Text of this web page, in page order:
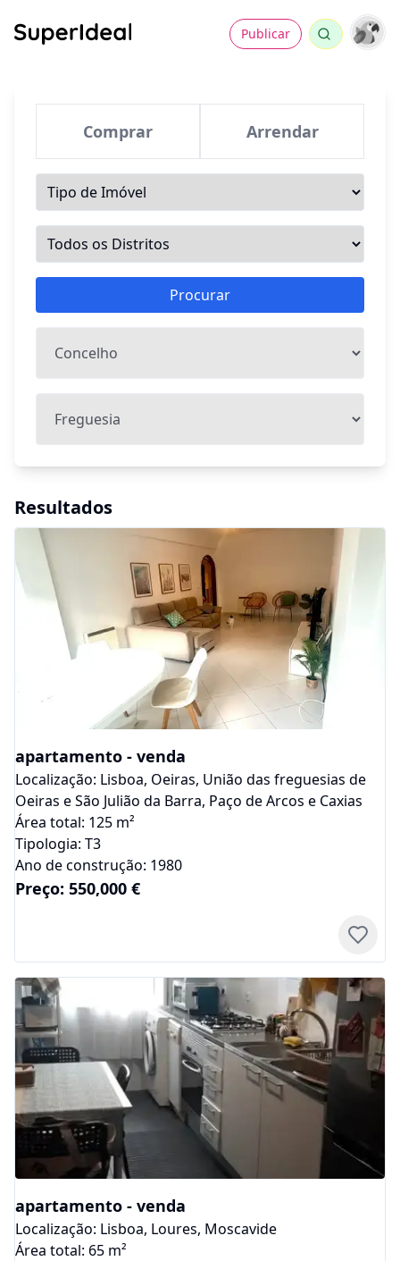
Publicar
Comprar Arrendar
Procurar
Resultados
apartamento - venda
Localização: Lisboa, Oeiras, União das freguesias de
Oeiras e São Julião da Barra, Paço de Arcos e Caxias
Área total: 125 m²
Tipologia: T3
Ano de construção: 1980
Preço: 550,000 €
apartamento - venda
Localização: Lisboa, Loures, Moscavide
Área total: 65 m²